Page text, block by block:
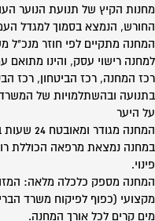
מחנות הקיץ של תנועת הנוער
החורש, הנמצא בסמוך למגדל
המחנה מתקיים לפי חוזר מנכ"ל
למחנה רישוי עסק, והינו
רכז המחנה, רכז הביטחון, רכז
בתנועה ובהשתלמויות של המשרד
על היער
המחנה מגודר ומאובטח 24 שעות ביממה ע"י מאבטחים חמושים ומצלמות.
במחנה נמצאת מרפאה הכוללת
פינוי.
המחנה מספק כלכלה מלאה:
מקצועי (כפוף לפיקוח משרד
מים קרים לכל אורך המחנה.